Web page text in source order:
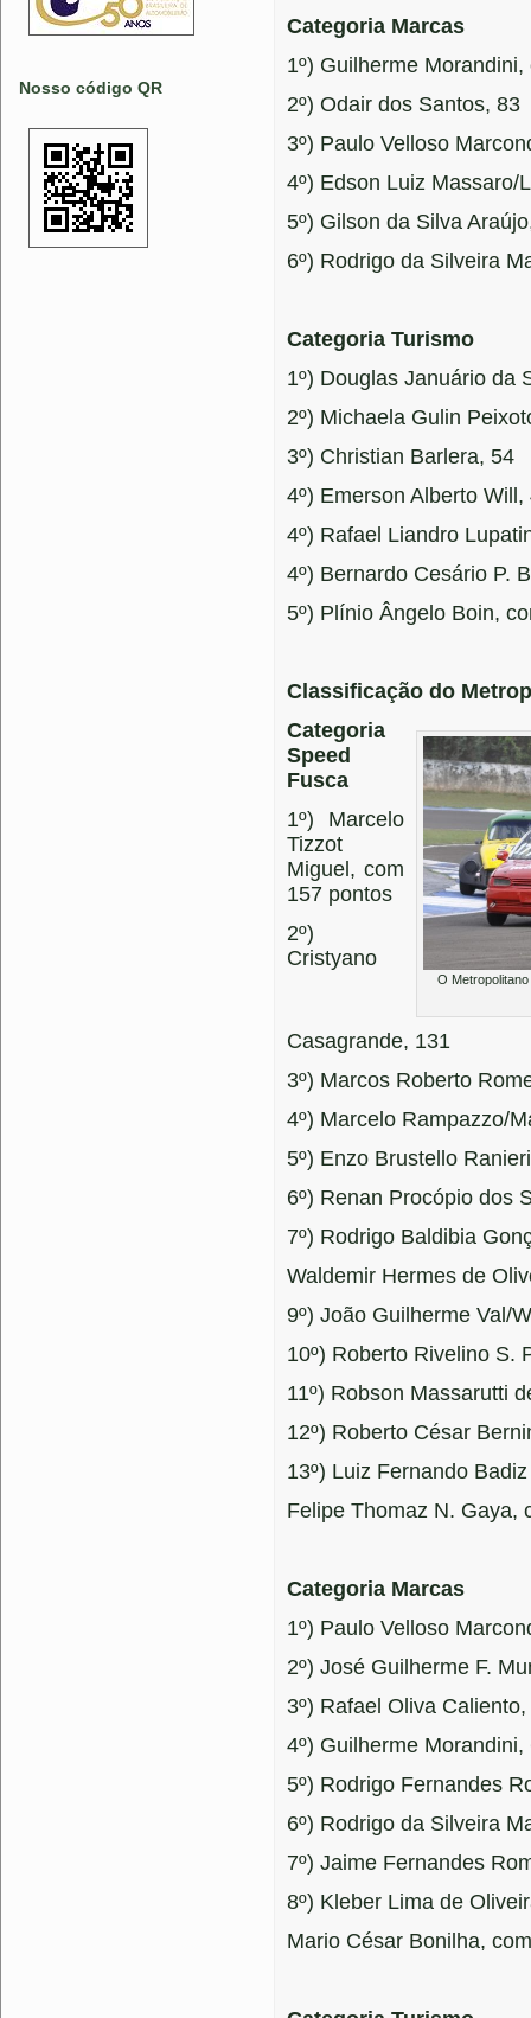
Nosso código QR
Categoria Marcas
1º) Guilherme
2º) Odair dos Santos, 83
3º) Paulo Velloso
4º) Edson Luiz Massaro/
5º) Gilson da Silva
6º) Rodrigo da Silveira
Categoria Turismo
1º) Douglas Januário da
2º) Michaela Gulin
3º) Christian Barlera, 54
4º) Emerson Alberto Will,
4º) Rafael Liandro
4º) Bernardo Cesário P.
5º) Plínio Ângelo Boin,
Classificação do
O
Categoria
Speed
Fusca
1º) Marcelo
Tizzot
Miguel, com
157 pontos
2º)
Cristyano
Casagrande, 131
3º) Marcos Roberto
4º) Marcelo Rampazzo/
5º) Enzo Brustello
6º) Renan Procópio dos
7º) Rodrigo Baldibia
Waldemir Hermes de
9º) João Guilherme Val/
10º) Roberto Rivelino S.
11º) Robson Massarutti
12º) Roberto César
13º) Luiz Fernando
Felipe Thomaz N. Gaya,
Categoria Marcas
1º) Paulo Velloso
2º) José Guilherme F.
3º) Rafael Oliva
4º) Guilherme Morandini,
5º) Rodrigo Fernandes
6º) Rodrigo da Silveira
7º) Jaime Fernandes
8º) Kleber Lima de
Mario César Bonilha,